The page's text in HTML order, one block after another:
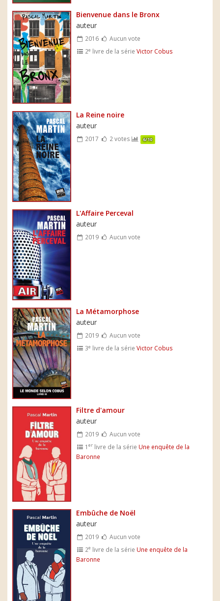
Bienvenue dans le Bronx
auteur
2016
Aucun vote
2e livre de la sérieVictor Cobus
La Reine noire
auteur
2017 2 votes 6/10
L'Affaire Perceval
auteur
2019 Aucun vote
La Métamorphose
auteur
2019
Aucun vote
3e livre de la sérieVictor Cobus
Filtre d'amour
auteur
2019
Aucun vote
1er livre de la série Une enquête de la
Baronne
Embûche de Noël
auteur
2019
Aucun vote
2e livre de la série Une enquête de la
Baronne